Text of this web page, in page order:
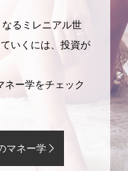
るミレニアル世
いくには、投資が
ネー学をチェック
マネー学